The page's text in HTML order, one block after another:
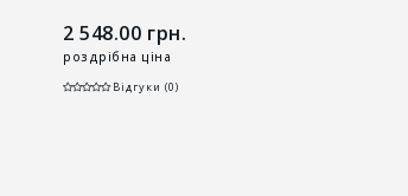
2 548.00 грн.
роздрібна ціна
Відгуки (0)